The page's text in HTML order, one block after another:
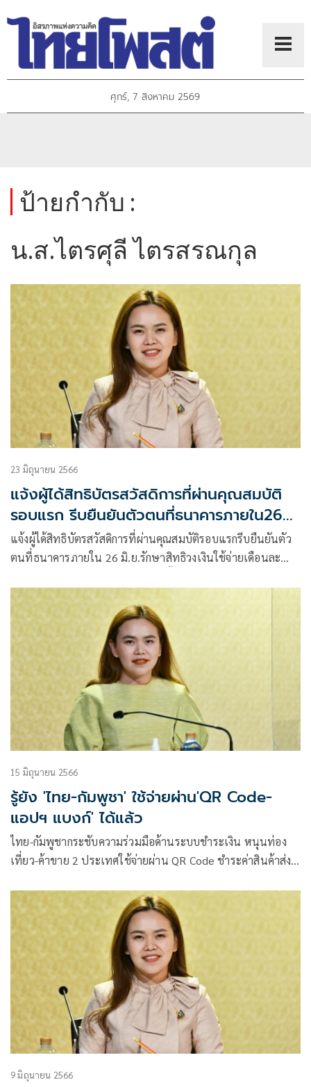
ศุกร์, 7 สิงหาคม 2569
ป้ายกำกับ :
น.ส.ไตรศุลี ไตรสรณกุล
23 มิถุนายน 2566
แจ้งผู้ได้สิทธิบัตรสวัสดิการที่ผ่านคุณสมบัติ
รอบแรก รีบยืนยันตัวตนที่ธนาคารภายใน26
มิ.ย.
แจ้งผู้ได้สิทธิบัตรสวัสดิการที่ผ่านคุณสมบัติรอบแรกรีบยืนยันตัว
ตนที่ธนาคารภายใน 26 มิ.ย.รักษาสิทธิวงเงินใช้จ่ายเดือนละ
ปกติ ด้านผู้ผ่านคุณสมบัติรอบอุทธรณ์ยืนยันตัวตนภายใน 26
ก.ย. ยังรับวงเงินย้อนหลังได้
15 มิถุนายน 2566
รู้ยัง 'ไทย-กัมพูชา' ใช้จ่ายผ่าน'QR Code-
แอปฯ แบงก์' ได้แล้ว
ไทย-กัมพูชากระชับความร่วมมือด้านระบบชำระเงิน หนุนท่อง
เที่ยว-ค้าขาย 2 ประเทศใช้จ่ายผ่าน QR Code ชำระค่าสินค้าส่ง
9 มิถุนายน 2566